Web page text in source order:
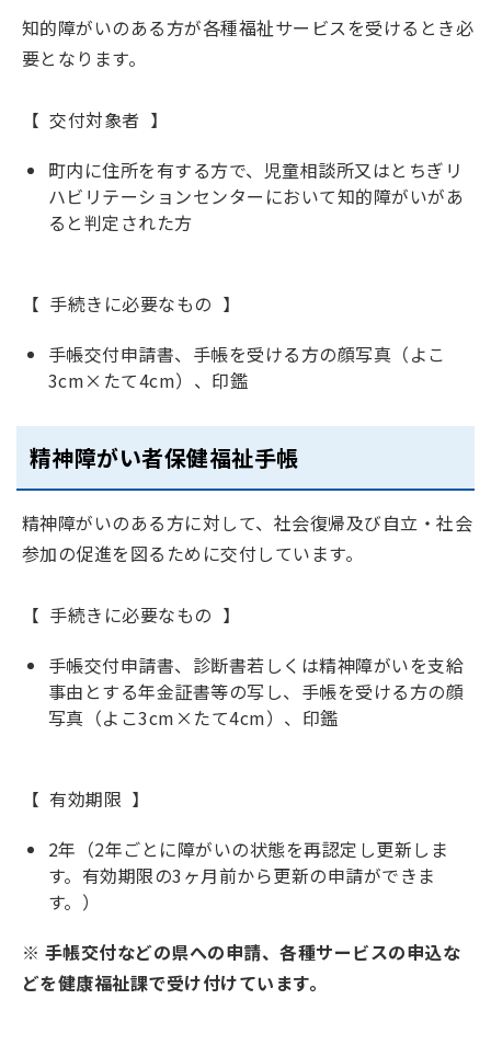
知的障がいのある方が各種福祉サービスを受けるとき必
要となります。
【 交付対象者 】
町内に住所を有する方で、児童相談所又はとちぎリ
ハビリテーションセンターにおいて知的障がいがあ
ると判定された方
【 手続きに必要なもの 】
手帳交付申請書、手帳を受ける方の顔写真（よこ
3cm×たて4cm）、印鑑
精神障がい者保健福祉手帳
精神障がいのある方に対して、社会復帰及び自立・社会
参加の促進を図るために交付しています。
【 手続きに必要なもの 】
手帳交付申請書、診断書若しくは精神障がいを支給
事由とする年金証書等の写し、手帳を受ける方の顔
写真（よこ3cm×たて4cm）、印鑑
【 有効期限 】
2年（2年ごとに障がいの状態を再認定し更新しま
す。有効期限の3ヶ月前から更新の申請ができま
す。）
※ 手帳交付などの県への申請、各種サービスの申込な
どを健康福祉課で受け付けています。